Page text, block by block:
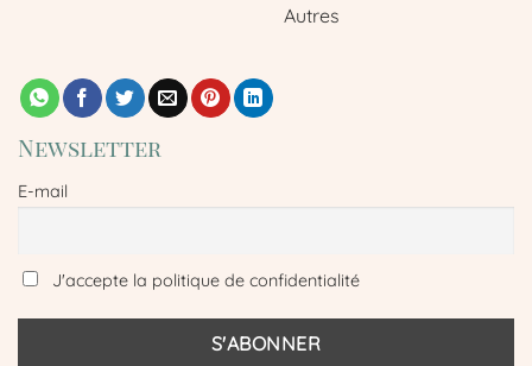
Autres
Newsletter
E-mail
J'accepte la politique de confidentialité